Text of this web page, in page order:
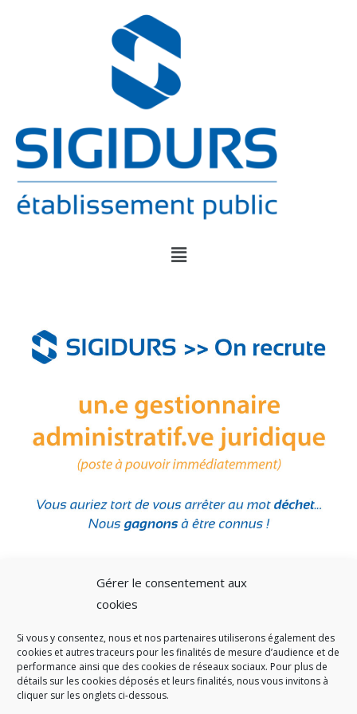
Gérer le consentement aux
cookies
Si vous y consentez, nous et nos partenaires utiliserons également des
cookies et autres traceurs pour les finalités de mesure d’audience et de
performance ainsi que des cookies de réseaux sociaux. Pour plus de
détails sur les cookies déposés et leurs finalités, nous vous invitons à
cliquer sur les onglets ci-dessous.
A SAVOIR
Créé en 1978, le Sigidurs est un établissement public quiexerce
des missions de service public : la prévention, la collecte et la